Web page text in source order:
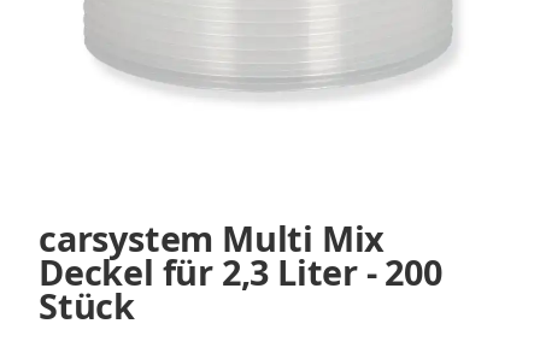
carsystem Multi Mix
Deckel für 2,3 Liter - 200
Stück